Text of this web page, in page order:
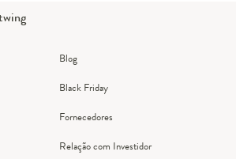
Blog
Black Friday
Fornecedores
Relação com Investidor